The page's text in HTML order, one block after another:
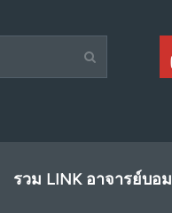
รวม LINK อาจารย์บอม